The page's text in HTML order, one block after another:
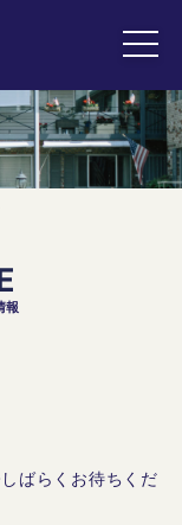
報
ばらくお待ちくだ